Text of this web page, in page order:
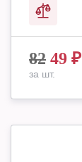
82 49 ₽
за шт.